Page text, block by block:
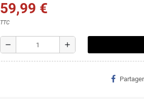
59,99 €
TTC
remove add
Partager